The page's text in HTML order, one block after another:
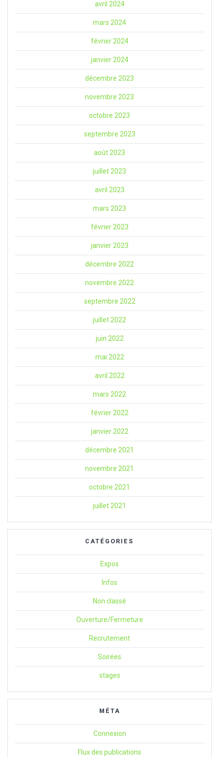
avril 2024
mars 2024
février 2024
janvier 2024
décembre 2023
novembre 2023
octobre 2023
septembre 2023
août 2023
juillet 2023
avril 2023
mars 2023
février 2023
janvier 2023
décembre 2022
novembre 2022
septembre 2022
juillet 2022
juin 2022
mai 2022
avril 2022
mars 2022
février 2022
janvier 2022
décembre 2021
novembre 2021
octobre 2021
juillet 2021
CATÉGORIES
Expos
Infos
Non classé
Ouverture/Fermeture
Recrutement
Soirées
stages
MÉTA
Connexion
Flux des publications